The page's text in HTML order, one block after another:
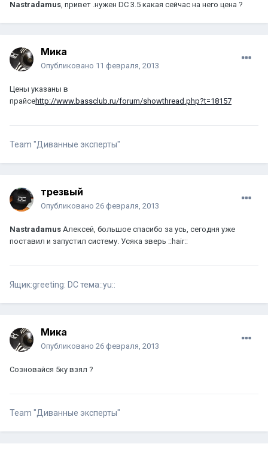
Nastradamus, привет .нужен DC 3.5 какая сейчас на него цена ?
Мика
Опубликовано 11 февраля, 2013
Цены указаны в
прайсеhttp://www.bassclub.ru/forum/showthread.php?t=18157
Team "Диванные эксперты"
трезвый
Опубликовано 26 февраля, 2013
Nastradamus Алексей, большое спасибо за усь, сегодня уже
поставил и запустил систему. Усяка зверь ::hair::
Ящик:greeting: DC тема::yu::
Мика
Опубликовано 26 февраля, 2013
Созновайся 5ку взял ?
Team "Диванные эксперты"